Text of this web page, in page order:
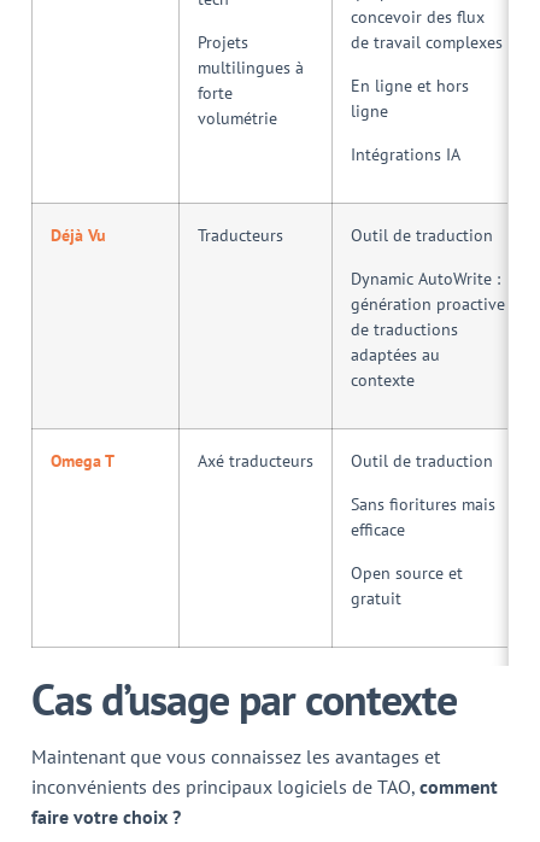
Projets
multilingues à
forte
volumétrie
concevoir des flux
de travail complexes
En ligne et hors
ligne
Intégrations IA
Déjà Vu Traducteurs
Outil de traduction
Dynamic AutoWrite :
génération proactive
de traductions
adaptées au
contexte
Omega T Axé traducteurs
Outil de traduction
Sans fioritures mais
efficace
Open source et
gratuit
Cas d’usage par contexte
Maintenant que vous connaissez les avantages et
inconvénients des principaux logiciels de TAO, comment
faire votre choix ?